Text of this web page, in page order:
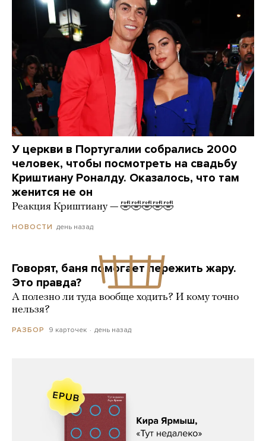
У церкви в Португалии собрались 2000
человек, чтобы посмотреть на свадьбу
Криштиану Роналду. Оказалось, что там
женится не он
Реакция Криштиану — 🤣🤣🤣🤣🤣
НОВОСТИ день назад
Говорят, баня помогает пережить жару.
Это правда?
А полезно ли туда вообще ходить? И кому точно
нельзя?
РАЗБОР 9 карточек день назад